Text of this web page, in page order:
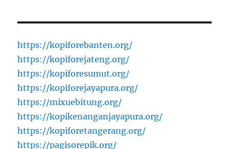
https://kopiforebanten.org/
https://kopiforejateng.org/
https://kopiforesumut.org/
https://kopiforejayapura.org/
https://mixuebitung.org/
https://kopikenanganjayapura.org/
https://kopiforetangerang.org/
https://pagisorepik.org/